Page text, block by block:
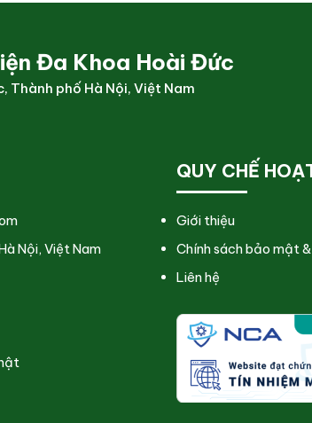
Đa Khoa Hoài Đức
Thành phố Hà Nội, Việt Nam
Nội, Việt Nam
QUY CHẾ
Giới thiệu
Chính sách bảo mật
Liên hệ